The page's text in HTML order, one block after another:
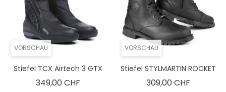
VORSCHAU
Stiefel TCX Airtech 3 GTX
349,00 CHFPreis
VORSCHAU
Stiefel STYLMARTIN ROCKET
309,00 CHF